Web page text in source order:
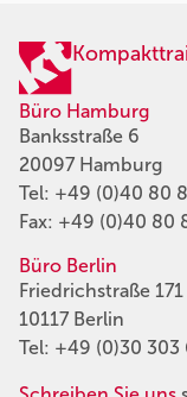
Büro Hamburg
Banksstraße 6
20097 Hamburg
Tel: +49 (0)40 80
Fax: +49 (0)40 80
Büro Berlin
Friedrichstraße 171
10117 Berlin
Tel: +49 (0)30 303